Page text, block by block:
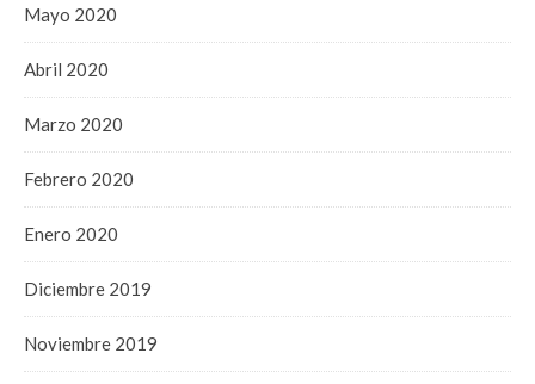
Mayo 2020
Abril 2020
Marzo 2020
Febrero 2020
Enero 2020
Diciembre 2019
Noviembre 2019